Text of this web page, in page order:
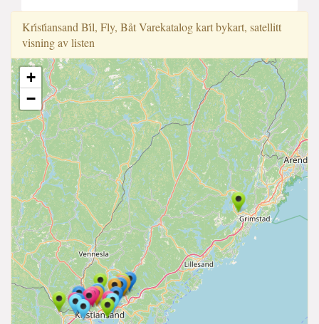
Kri̇sti̇ansand Bi̇l, Fly, Båt Varekatalog kart bykart, satellitt
visning av listen
+
−